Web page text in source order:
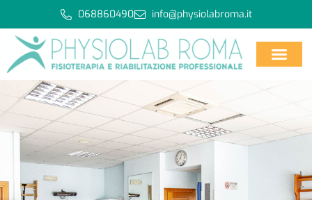
068860490 info@physiolabroma.it